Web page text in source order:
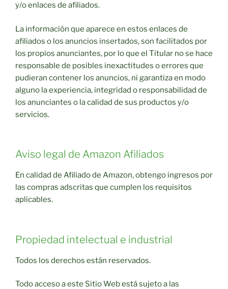
y/o enlaces de afiliados.
La información que aparece en estos enlaces de
afiliados o los anuncios insertados, son facilitados por
los propios anunciantes, por lo que el Titular no se hace
responsable de posibles inexactitudes o errores que
pudieran contener los anuncios, ni garantiza en modo
alguno la experiencia, integridad o responsabilidad de
los anunciantes o la calidad de sus productos y/o
servicios.
Aviso legal de Amazon Afiliados
En calidad de Afiliado de Amazon, obtengo ingresos por
las compras adscritas que cumplen los requisitos
aplicables.
Propiedad intelectual e industrial
Todos los derechos están reservados.
Todo acceso a este Sitio Web está sujeto a las